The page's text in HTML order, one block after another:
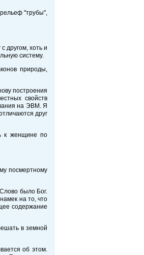
"трубы",
другом, хоть и
систему.
природы,
построения
свойств
на ЭВМ. Я
друг
к женщине по
посмертному
было Бог.
на то, что
содержание
в земной
об этом.